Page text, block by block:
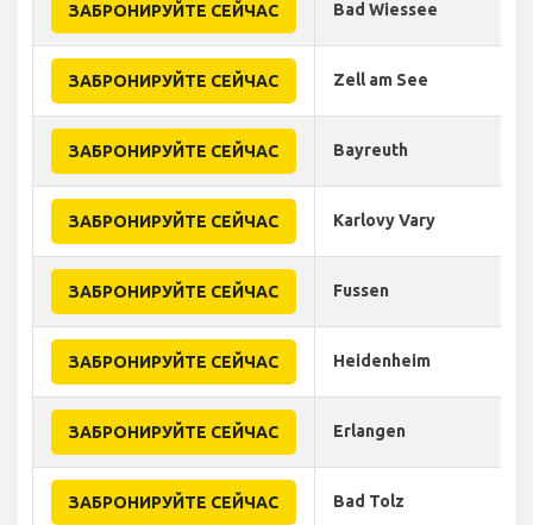
ЗАБРОНИРУЙТЕ СЕЙЧАС Bad Wiessee
ЗАБРОНИРУЙТЕ СЕЙЧАС Zell am See
ЗАБРОНИРУЙТЕ СЕЙЧАС Bayreuth
ЗАБРОНИРУЙТЕ СЕЙЧАС Karlovy Vary
ЗАБРОНИРУЙТЕ СЕЙЧАС Fussen
ЗАБРОНИРУЙТЕ СЕЙЧАС Heidenheim
ЗАБРОНИРУЙТЕ СЕЙЧАС Erlangen
ЗАБРОНИРУЙТЕ СЕЙЧАС Bad Tolz